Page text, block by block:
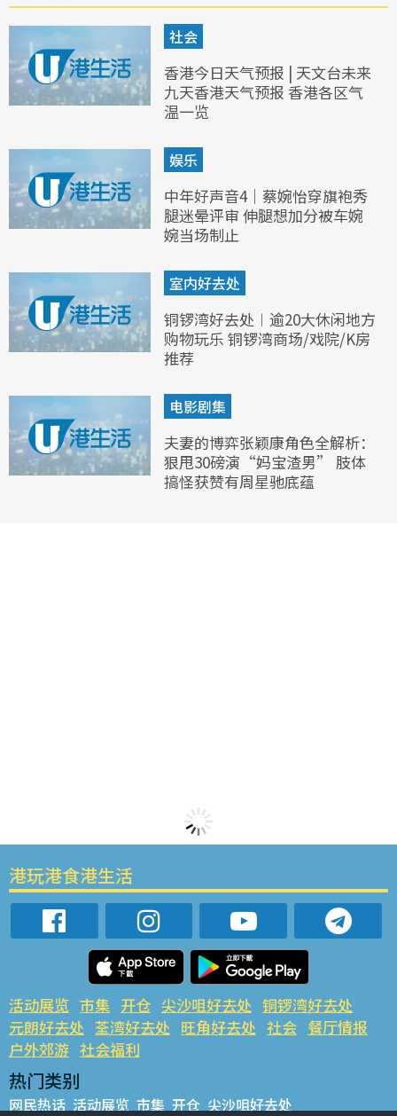
社会
香港今日天气预报 | 天文台未来
九天香港天气预报 香港各区气
温一览
娱乐
中年好声音4｜蔡婉怡穿旗袍秀
腿迷晕评审 伸腿想加分被车婉
婉当场制止
室内好去处
铜锣湾好去处︱逾20大休闲地方
购物玩乐 铜锣湾商场/戏院/K房
推荐
电影剧集
夫妻的博弈张颖康角色全解析：
狠甩30磅演“妈宝渣男” 肢体
搞怪获赞有周星驰底蕴
港玩港食港生活
活动展览 市集 开仓 尖沙咀好去处 铜锣湾好去处
元朗好去处 荃湾好去处 旺角好去处 社会 餐厅情报
户外郊游 社会福利
热门类别
网民热话 活动展览 市集 开仓 尖沙咀好去处